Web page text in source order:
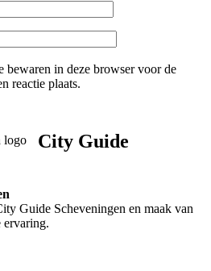
bewaren in deze browser voor de
reactie plaats.
City Guide
Guide Scheveningen en maak van
ervaring.